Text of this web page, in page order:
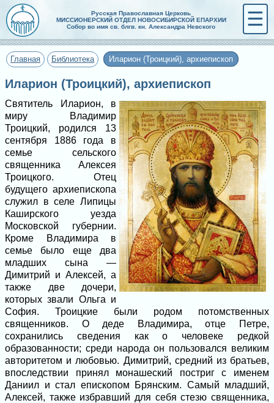
Русская Православная Церковь
МИССИОНЕРСКИЙ ОТДЕЛ НОВОСИБИРСКОЙ ЕПАРХИИ
Собор во имя св. блгв. кн. Александра Невского
☰
Главная Библиотека Иларион (Троицкий), архиепископ
Иларион (Троицкий), архиепископ
Святитель Иларион, в
миру Владимир
Троицкий, родился 13
сентября 1886 года в
семье сельского
священника Алексея
Троицкого. Отец
будущего архиепископа
служил в селе Липицы
Каширского уезда
Московской губернии.
Кроме Владимира в
семье было еще два
младших сына —
Димитрий и Алексей, а
также две дочери,
которых звали Ольга и
София. Троицкие были родом потомственных
священников. О деде Владимира, отце Петре,
сохранились сведения как о человеке редкой
образованности; среди народа он пользовался великим
авторитетом и любовью. Димитрий, средний из братьев,
впоследствии принял монашеский постриг с именем
Даниил и стал епископом Брянским. Самый младший,
Алексей, также избравший для себя стезю священника,